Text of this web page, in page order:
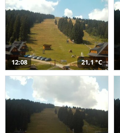
12:08 21,1 °C